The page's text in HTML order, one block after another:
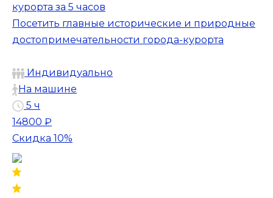
курорта за 5 часов
Посетить главные исторические и природные
достопримечательности города-курорта
Индивидуально
На машине
5 ч
14800 ₽
Скидка 10%